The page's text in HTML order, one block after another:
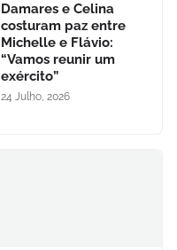
Damares e Celina
costuram paz entre
Michelle e Flávio:
“Vamos reunir um
exército”
24 Julho, 2026